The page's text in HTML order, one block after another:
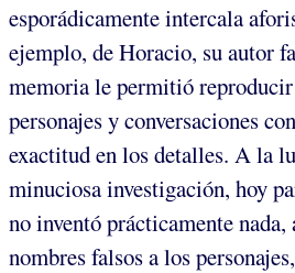
esporádicamente intercala
ejemplo, de Horacio, su autor
memoria le permitió
personajes y conversaciones
exactitud en los detalles. A la
minuciosa investigación, hoy
no inventó prácticamente
nombres falsos a los